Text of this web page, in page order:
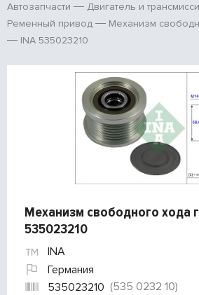
Автозапчасти Двигатель и
Ременный привод
Механизм
INA 535023210
Механизм свободного хода
535023210
INA
Германия
535023210 (535 0232 10)